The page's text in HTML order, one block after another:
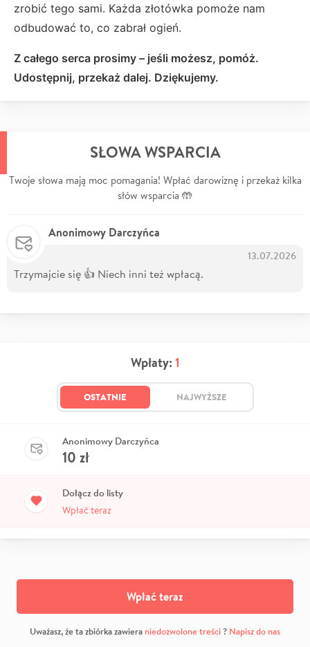
zrobić tego sami. Każda złotówka pomoże nam
odbudować to, co zabrał ogień.
Z całego serca prosimy – jeśli możesz, pomóż.
Udostępnij, przekaż dalej. Dziękujemy.
SŁOWA WSPARCIA
Twoje słowa mają moc pomagania! Wpłać darowiznę i przekaż kilka
słów wsparcia 🤲
Anonimowy Darczyńca
13.07.2026
Trzymajcie się 👍 Niech inni też wpłacą.
Wpłaty: 1
OSTATNIE NAJWYŻSZE
Anonimowy Darczyńca
10 zł
Dołącz do listy
Wpłać teraz
Wpłać teraz
Uważasz, że ta zbiórka zawiera niedozwolone treści? Napisz do nas